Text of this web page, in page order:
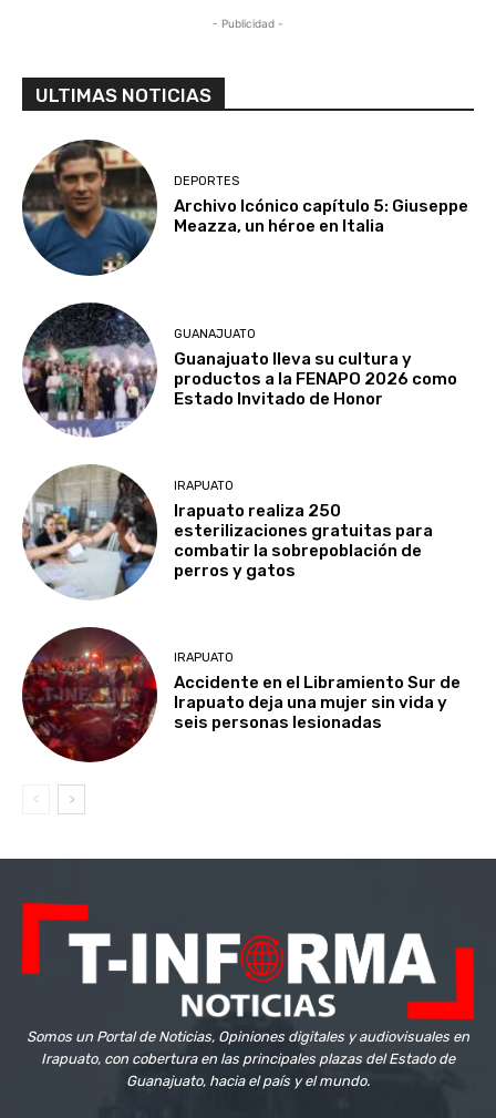
- Publicidad -
ULTIMAS NOTICIAS
DEPORTES
Archivo Icónico capítulo 5: Giuseppe
Meazza, un héroe en Italia
GUANAJUATO
Guanajuato lleva su cultura y
productos a la FENAPO 2026 como
Estado Invitado de Honor
IRAPUATO
Irapuato realiza 250
esterilizaciones gratuitas para
combatir la sobrepoblación de
perros y gatos
IRAPUATO
Accidente en el Libramiento Sur de
Irapuato deja una mujer sin vida y
seis personas lesionadas
Somos un Portal de Noticias, Opiniones digitales y audiovisuales en
Irapuato, con cobertura en las principales plazas del Estado de
Guanajuato, hacia el país y el mundo.